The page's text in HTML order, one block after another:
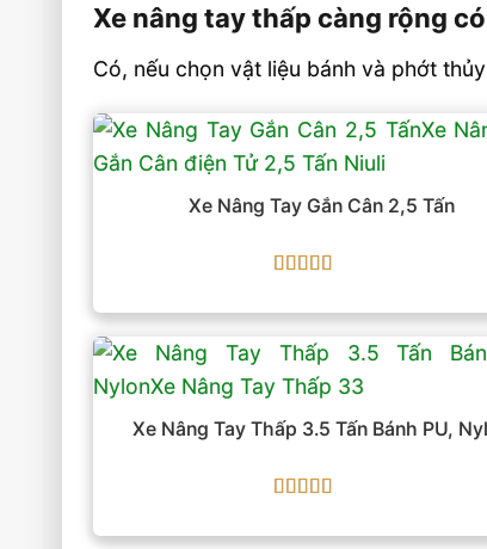
Xe nâng tay thấp càng rộng
Có, nếu chọn vật liệu bánh và phớt
Xe Nâng Tay Gắn Cân 2,5 Tấn
hạng55 sao
Xe Nâng Tay Thấp 3.5 Tấn Bánh PU,
hạng55 sao